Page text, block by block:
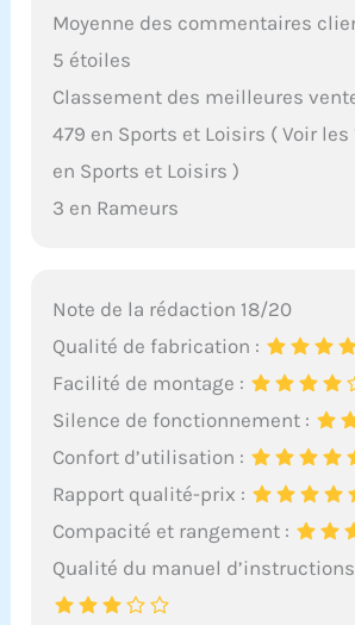
Moyenne des commentaires
5 étoiles
Classement des meilleures
479 en Sports et Loisirs ( Voir
en Sports et Loisirs )
3 en Rameurs
Note de la rédaction 18/20
Qualité de fabrication :
Facilité de montage :
Silence de fonctionnement :
Confort d’utilisation :
Rapport qualité-prix :
Compacité et rangement :
Qualité du manuel